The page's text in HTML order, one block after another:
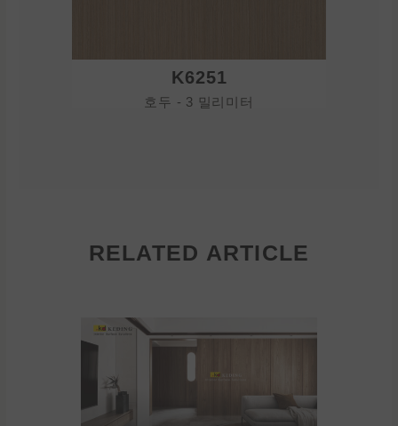
K6251
호두 - 3 밀리미터
RELATED ARTICLE